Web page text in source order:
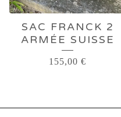
SAC FRANCK 2
ARMÉE SUISSE
155,00 €